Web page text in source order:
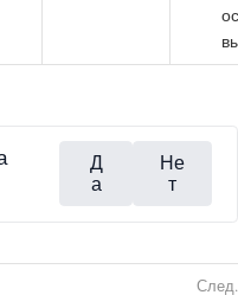
Д
а
Не
т